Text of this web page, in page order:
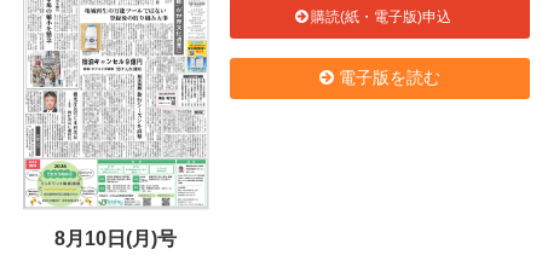
8月10日(月)号
購読(紙・電子版)申込
電子版を読む